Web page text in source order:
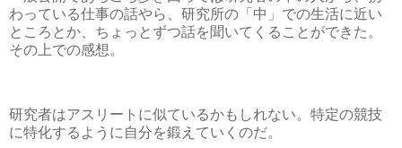
わっている仕事の話やら、研究所の「中」での生活に近い
ところとか、ちょっとずつ話を聞いてくることができた。
その上での感想。
研究者はアスリートに似ているかもしれない。特定の競技
に特化するように自分を鍛えていくのだ。